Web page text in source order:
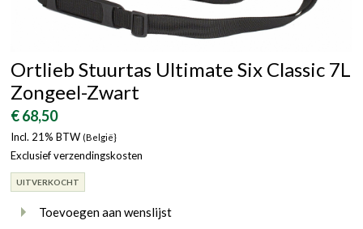
Ortlieb Stuurtas Ultimate Six Classic 7L
Zongeel-Zwart
€ 68,50
Incl. 21% BTW (België}
Exclusief verzendingskosten
UITVERKOCHT
Toevoegen aan wenslijst